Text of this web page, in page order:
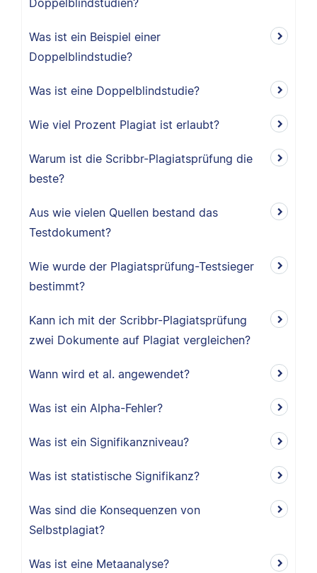
Doppelblindstudien?
Was ist ein Beispiel einer
Doppelblindstudie?
Was ist eine Doppelblindstudie?
Wie viel Prozent Plagiat ist erlaubt?
Warum ist die Scribbr-Plagiatsprüfung die
beste?
Aus wie vielen Quellen bestand das
Testdokument?
Wie wurde der Plagiatsprüfung-Testsieger
bestimmt?
Kann ich mit der Scribbr-Plagiatsprüfung
zwei Dokumente auf Plagiat vergleichen?
Wann wird et al. angewendet?
Was ist ein Alpha-Fehler?
Was ist ein Signifikanzniveau?
Was ist statistische Signifikanz?
Was sind die Konsequenzen von
Selbstplagiat?
Was ist eine Metaanalyse?